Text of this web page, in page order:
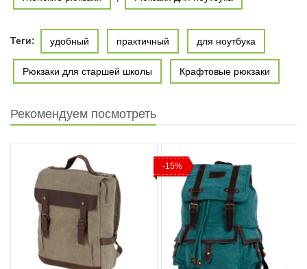
Теги: удобный практичный для ноутбука
Рюкзаки для старшей школы Крафтовые рюкзаки
Рекомендуем посмотреть
-15%